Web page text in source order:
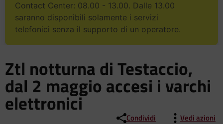
Contact Center: 08.00 - 13.00. Dalle 13.00
saranno disponibili solamente i servizi
telefonici senza il supporto di un operatore.
Ztl notturna di Testaccio,
dal 2 maggio accesi i varchi
elettronici
Condividi Vedi azioni